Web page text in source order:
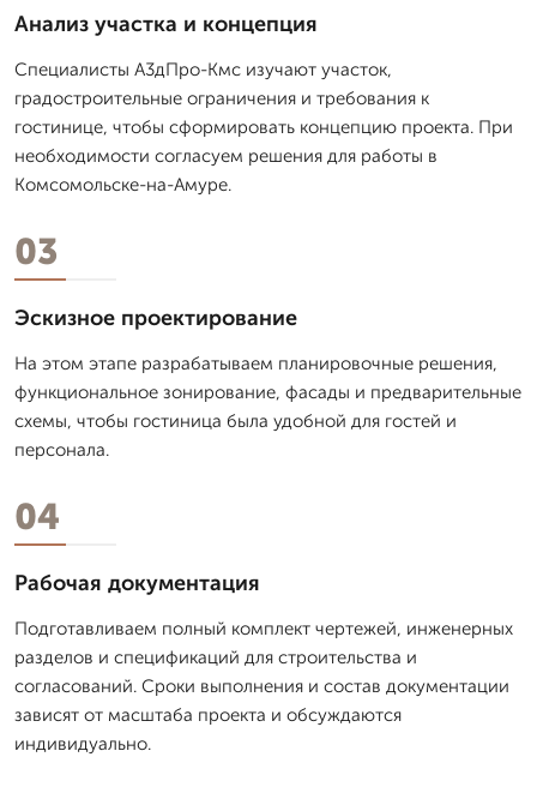
Анализ участка и концепция
Специалисты А3дПро-Кмс изучают участок,
градостроительные ограничения и требования к
гостинице, чтобы сформировать концепцию проекта. При
необходимости согласуем решения для работы в
Комсомольске-на-Амуре.
03
Эскизное проектирование
На этом этапе разрабатываем планировочные решения,
функциональное зонирование, фасады и предварительные
схемы, чтобы гостиница была удобной для гостей и
персонала.
04
Рабочая документация
Подготавливаем полный комплект чертежей, инженерных
разделов и спецификаций для строительства и
согласований. Сроки выполнения и состав документации
зависят от масштаба проекта и обсуждаются
индивидуально.